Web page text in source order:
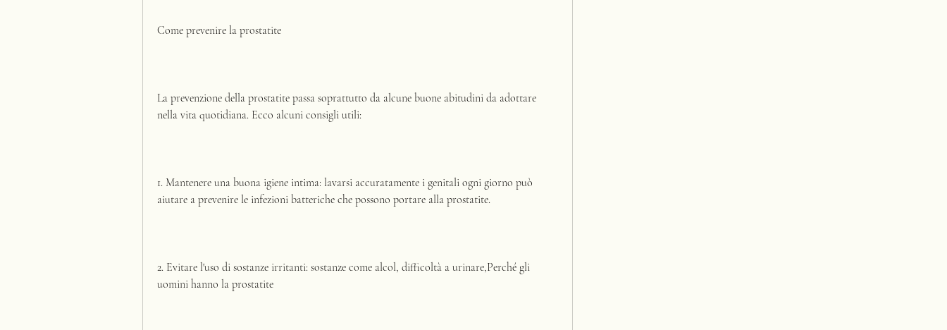
Come prevenire la prostatite
La prevenzione della prostatite passa soprattutto da alcune buone abitudini da adottare
nella vita quotidiana. Ecco alcuni consigli utili:
1. Mantenere una buona igiene intima: lavarsi accuratamente i genitali ogni giorno può
aiutare a prevenire le infezioni batteriche che possono portare alla prostatite.
2. Evitare l'uso di sostanze irritanti: sostanze come alcol, difficoltà a urinare,Perché gli
uomini hanno la prostatite